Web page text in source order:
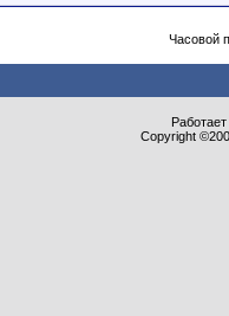
Часовой
Copyright